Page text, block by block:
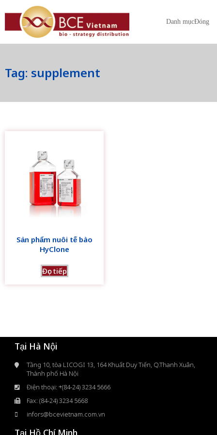
Danh mụcĐóng
Tag: supplement
Sản phẩm nuôi tế bào
HyClone
Đọc tiếp
Tại Hà Nội
Tầng 10, tòa LICOGI 13, 164 Khuất Duy Tiến, Q.Thanh Xuân,
Thành phố Hà Nội
Điện thoại: +(84-24) 3234 5666
Fax: (84-24) 3234 5668
infors@bcevietnam.com.vn
Tại Hồ Chí Minh